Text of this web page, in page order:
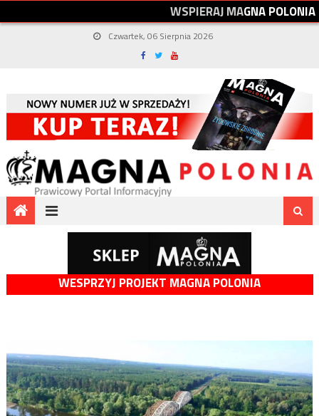
WSPIERAJMAGNAPOLONIA
Czwartek, 06 Sierpnia 2026
WESPRZYJ PROJEKT MAGNA POLONIA